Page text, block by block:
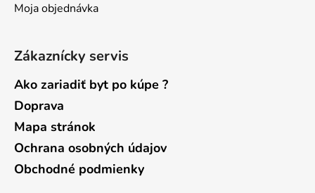
Moja objednávka
Zákaznícky servis
Ako zariadiť byt po kúpe ?
Doprava
Mapa stránok
Ochrana osobných údajov
Obchodné podmienky